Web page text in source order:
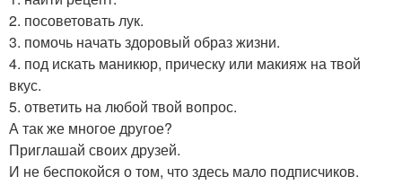
2. посоветовать лук.
3. помочь начать здоровый образ жизни.
4. под искать маникюр, прическу или макияж на твой
вкус.
5. ответить на любой твой вопрос.
А так же многое другое?
Приглашай своих друзей.
И не беспокойся о том, что здесь мало подписчиков.